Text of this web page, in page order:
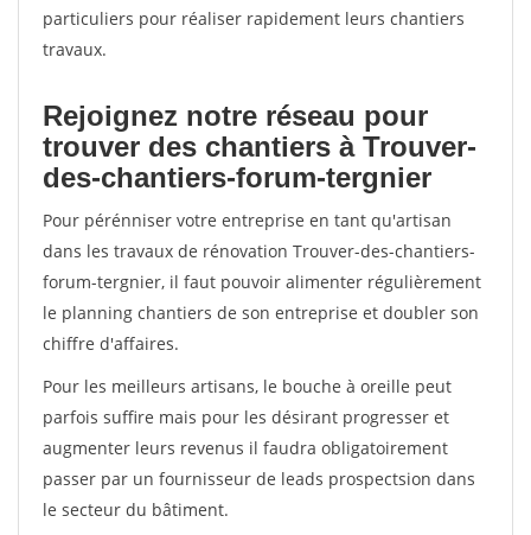
particuliers pour réaliser rapidement leurs chantiers
travaux.
Rejoignez notre réseau pour
trouver des chantiers à Trouver-
des-chantiers-forum-tergnier
Pour pérénniser votre entreprise en tant qu'artisan
dans les travaux de rénovation Trouver-des-chantiers-
forum-tergnier, il faut pouvoir alimenter régulièrement
le planning chantiers de son entreprise et doubler son
chiffre d'affaires.
Pour les meilleurs artisans, le bouche à oreille peut
parfois suffire mais pour les désirant progresser et
augmenter leurs revenus il faudra obligatoirement
passer par un fournisseur de leads prospectsion dans
le secteur du bâtiment.